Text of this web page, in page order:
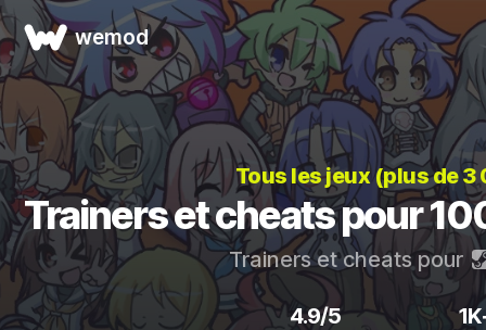
wemod
Tous les jeux (plus de
Trainers et cheats pour
Trainers et cheats pour
4.9/5